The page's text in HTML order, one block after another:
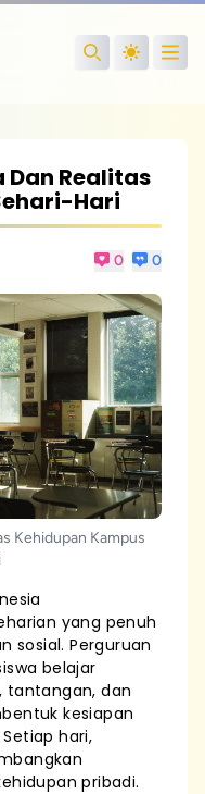
Search
Dan Realitas
Hari
0 0
Kehidupan Kampus
yang penuh
sosial. Perguruan
belajar
tantangan, dan
kesiapan
hari,
pribadi.